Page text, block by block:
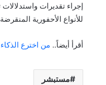
إجراء تقديرات
للأنواع الأحفورية
أقرأ أيضاً.. من اخترع
مستبشر